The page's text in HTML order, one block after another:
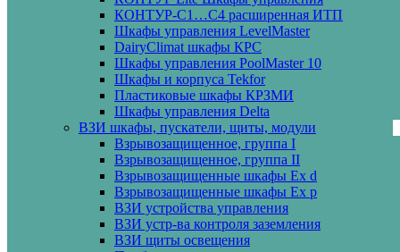
КОНТУР-С1…С4 расширенная ИТП
Шкафы управления LevelMaster
DairyClimat шкафы КРС
Шкафы управления PoolMaster 10
Шкафы и корпуса Tekfor
Пластиковые шкафы КРЗМИ
Шкафы управления Delta
ВЗИ шкафы, пускатели, щиты, модули
Взрывозащищенное, группа I
Взрывозащищенное, группа II
Взрывозащищенные шкафы Ех d
Взрывозащищенные шкафы Ех p
ВЗИ устройства управления
ВЗИ устр-ва контроля заземления
ВЗИ щиты освещения